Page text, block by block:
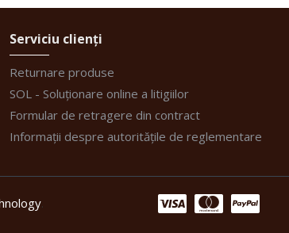
Serviciu clienți
Returnare produse
SOL - Soluționare online a litigiilor
Formular de retragere din contract
Informații despre autoritățile de reglementare
.